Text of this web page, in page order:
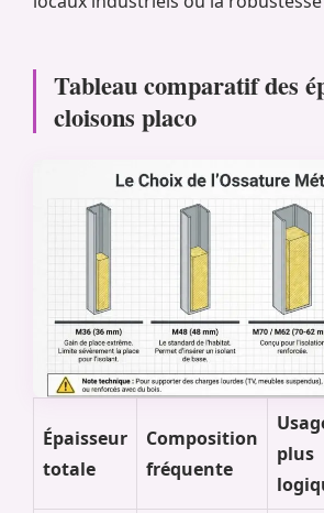
Tableau comparatif des
cloisons placo
Épaisseur
totale
Composition
fréquente
plus